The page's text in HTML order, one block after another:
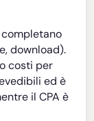
download).
costi per
ed è
il CPA è